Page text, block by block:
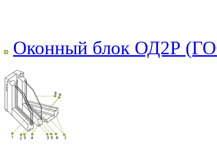
Оконный блок ОД2Р